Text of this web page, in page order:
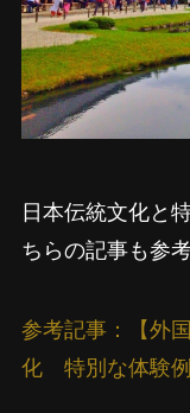
日本伝統文化と
ちらの記事も参
参考記事：【外
化 特別な体験